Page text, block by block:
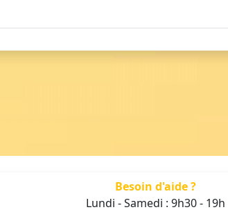
Besoin d'aide ?
Lundi - Samedi : 9h30 - 19h